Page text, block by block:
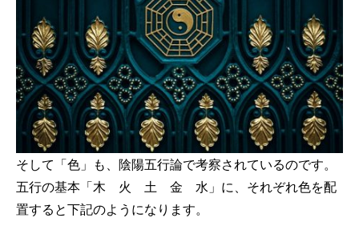
そして「色」も、陰陽五行論で考察されているのです。
五行の基本「木 火 土 金 水」に、それぞれ色を配
置すると下記のようになります。